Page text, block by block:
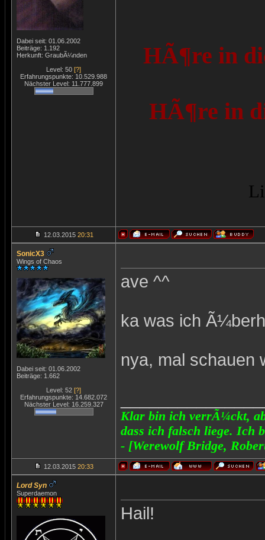
Dabei seit: 01.06.2002
Beiträge: 1.192
Herkunft: GraubÃ¼nden
Level: 50 [?]
Erfahrungspunkte: 10.529.988
Nächster Level: 11.777.899
HÃ¶re in
HÃ¶re in
12.03.2015 20:31
SonicX3
Wings of Chaos
Dabei seit: 01.06.2002
Beiträge: 1.662
Level: 52 [?]
Erfahrungspunkte: 14.682.072
Nächster Level: 16.259.327
ave ^^
ka was ich
nya, mal schauen
Klar bin ich verrÃ¼ckt,
dass ich falsch liege. Ich
- [Werewolf Bridge,
12.03.2015 20:33
Lord Syn
Superdaemon
Hail!